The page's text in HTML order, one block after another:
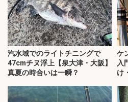
汽水域でのライトチニングで
47cmチヌ浮上【泉大津・大阪】
真夏の時合いは一瞬？
ケ
入
け